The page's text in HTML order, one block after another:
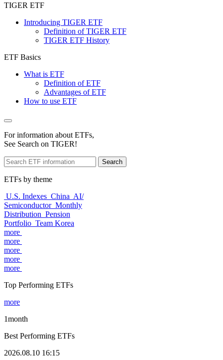
TIGER ETF
Introducing TIGER ETF
Definition of TIGER ETF
TIGER ETF History
ETF Basics
What is ETF
Definition of ETF
Advantages of ETF
How to use ETF
For information about ETFs,
See Search on TIGER!
Search
ETFs by theme
U.S. Indexes China AI/
Semiconductor Monthly
Distribution Pension
Portfolio Team Korea
more
more
more
more
more
Top Performing ETFs
more
1month
Best Performing ETFs
2026.08.10 16:15